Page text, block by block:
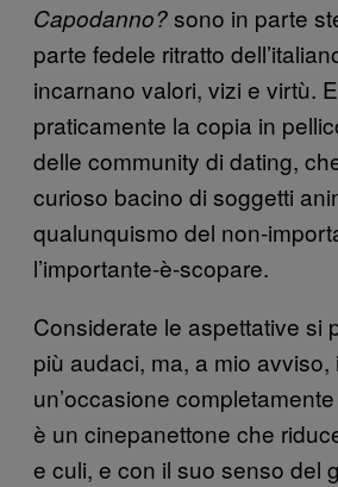
Capodanno?sono in parte
parte fedele ritratto
incarnano valori, vizi e virtù.
praticamente la copia in
delle community di dating,
curioso bacino di soggetti
qualunquismo del non-
l’importante-è-scopare.
Considerate le aspettative si
più audaci, ma, a mio avviso,
un’occasione
è un cinepanettone che
e culi, e con il suo senso del